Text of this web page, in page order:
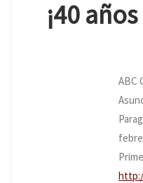
¡40
ABC